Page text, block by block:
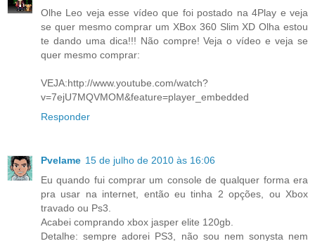
Olhe Leo veja esse vídeo que foi postado na 4Play e veja
se quer mesmo comprar um XBox 360 Slim XD Olha estou
te dando uma dica!!! Não compre! Veja o vídeo e veja se
quer mesmo comprar:
VEJA:http://www.youtube.com/watch?
v=7ejU7MQVMOM&feature=player_embedded
Responder
Pvelame 15 de julho de 2010 às 16:06
Eu quando fui comprar um console de qualquer forma era
pra usar na internet, então eu tinha 2 opções, ou Xbox
travado ou Ps3.
Acabei comprando xbox jasper elite 120gb.
Detalhe: sempre adorei PS3, não sou nem sonysta nem